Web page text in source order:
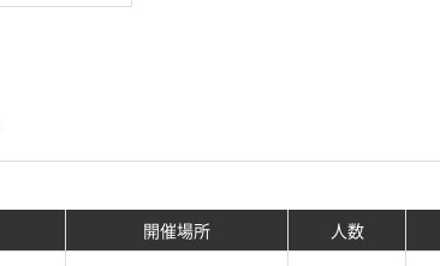
開催場所 人数